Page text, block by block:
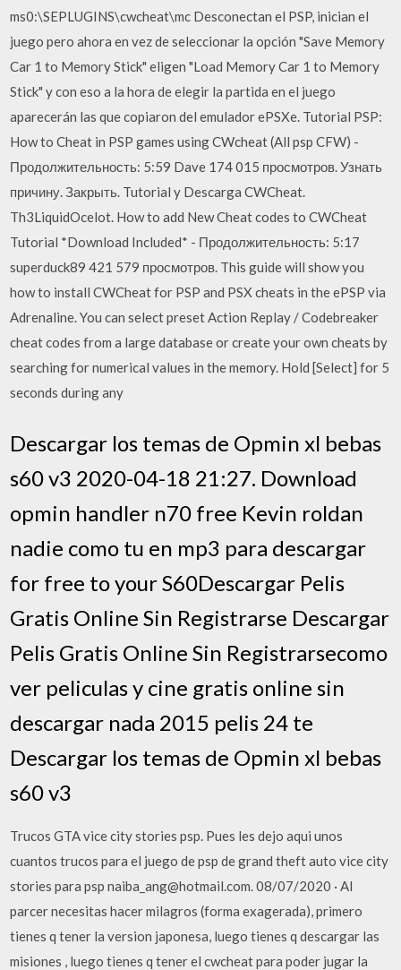
ms0:\SEPLUGINS\cwcheat\mc Desconectan el PSP, inician el
juego pero ahora en vez de seleccionar la opción "Save Memory
Car 1 to Memory Stick" eligen "Load Memory Car 1 to Memory
Stick" y con eso a la hora de elegir la partida en el juego
aparecerán las que copiaron del emulador ePSXe. Tutorial PSP:
How to Cheat in PSP games using CWcheat (All psp CFW) -
Продолжительность: 5:59 Dave 174 015 просмотров. Узнать
причину. Закрыть. Tutorial y Descarga CWCheat.
Th3LiquidOcelot. How to add New Cheat codes to CWCheat
Tutorial *Download Included* - Продолжительность: 5:17
superduck89 421 579 просмотров. This guide will show you
how to install CWCheat for PSP and PSX cheats in the ePSP via
Adrenaline. You can select preset Action Replay / Codebreaker
cheat codes from a large database or create your own cheats by
searching for numerical values in the memory. Hold [Select] for 5
seconds during any
Descargar los temas de Opmin xl bebas
s60 v3 2020-04-18 21:27. Download
opmin handler n70 free Kevin roldan
nadie como tu en mp3 para descargar
for free to your S60Descargar Pelis
Gratis Online Sin Registrarse Descargar
Pelis Gratis Online Sin Registrarsecomo
ver peliculas y cine gratis online sin
descargar nada 2015 pelis 24 te
Descargar los temas de Opmin xl bebas
s60 v3
Trucos GTA vice city stories psp. Pues les dejo aqui unos
cuantos trucos para el juego de psp de grand theft auto vice city
stories para psp naiba_ang@hotmail.com. 08/07/2020 · Al
parcer necesitas hacer milagros (forma exagerada), primero
tienes q tener la version japonesa, luego tienes q descargar las
misiones , luego tienes q tener el cwcheat para poder jugar la